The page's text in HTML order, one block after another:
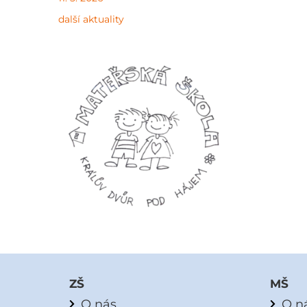
další aktuality
ZŠ
O nás
MŠ
O